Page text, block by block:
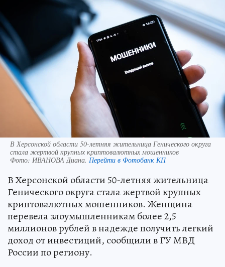
В Херсонской области 50-летняя жительница Генического округа
стала жертвой крупных криптовалютных мошенников
Фото: ИВАНОВА Диана. Перейти в Фотобанк КП
В Херсонской области 50-летняя жительница
Генического округа стала жертвой крупных
криптовалютных мошенников. Женщина
перевела злоумышленникам более 2,5
миллионов рублей в надежде получить легкий
доход от инвестиций, сообщили в ГУ МВД
России по региону.